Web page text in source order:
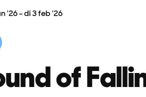
of
'26-di 3 feb '26